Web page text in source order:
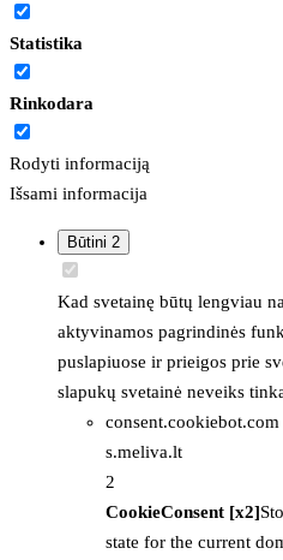
Statistika
Rinkodara
Rodyti informaciją
Išsami informacija
Būtini 2
Kad svetainę būtų lengviau
aktyvinamos pagrindinės
puslapiuose ir prieigos prie
slapukų svetainė neveiks
consent.cookiebot.com
s.meliva.lt
2
CookieConsent [x2]
state for the current